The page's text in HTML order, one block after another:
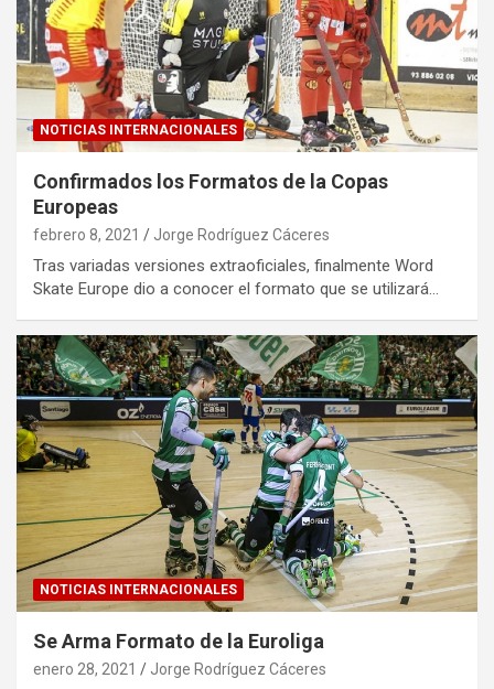
NOTICIAS INTERNACIONALES
Confirmados los Formatos de la Copas
Europeas
febrero 8, 2021 Jorge Rodríguez Cáceres
Tras variadas versiones extraoficiales, finalmente Word
Skate Europe dio a conocer el formato que se utilizará…
NOTICIAS INTERNACIONALES
Se Arma Formato de la Euroliga
enero 28, 2021 Jorge Rodríguez Cáceres